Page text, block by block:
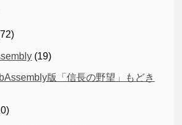
(19)
版「信長の野望」もどき